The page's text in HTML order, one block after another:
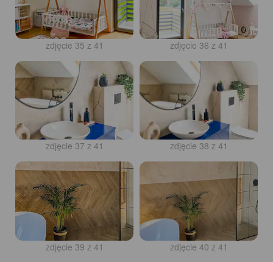
zdjęcie 35 z 41 zdjęcie 36 z 41
zdjęcie 37 z 41 zdjęcie 38 z 41
zdjęcie 39 z 41 zdjęcie 40 z 41